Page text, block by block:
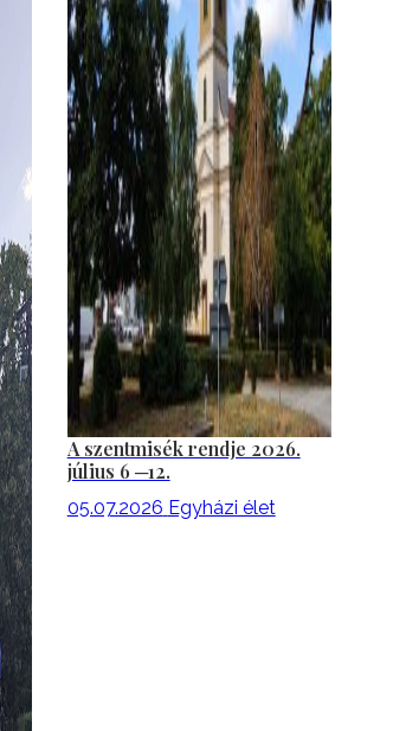
A szentmisék rendje 2026.
július 6 ─12.
05.07.2026 Egyházi élet